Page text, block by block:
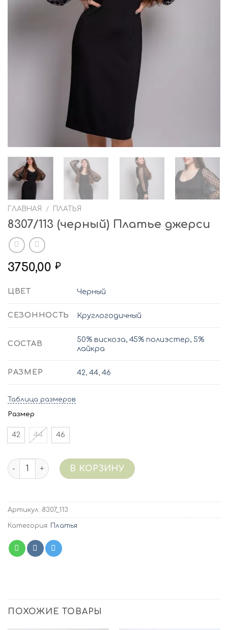
ГЛАВНАЯ / ПЛАТЬЯ
8307/113 (черный) Платье джерси
3750,00 ₽
ЦВЕТ Черный
СЕЗОННОСТЬ Круглогодичный
СОСТАВ
50% вискоза, 45% полиэстер, 5%
лайкра
РАЗМЕР 42,44,46
Таблица размеров
Размер
42 44 46
Количество 8307/113 (черный) Платье джерси
В КОРЗИНУ
Артикул: 8307_113
Категория: Платья
ПОХОЖИЕ ТОВАРЫ